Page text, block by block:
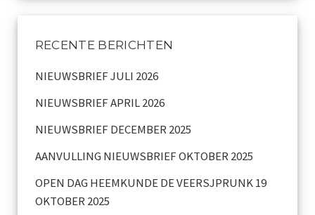
Beveiligde paginas
Aansprakelijkheid
Links
RECENTE BERICHTEN
NIEUWSBRIEF JULI 2026
NIEUWSBRIEF APRIL 2026
NIEUWSBRIEF DECEMBER 2025
AANVULLING NIEUWSBRIEF OKTOBER 2025
OPEN DAG HEEMKUNDE DE VEERSJPRUNK 19
OKTOBER 2025